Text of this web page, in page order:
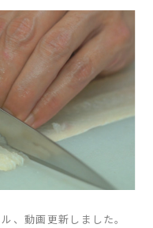
、動画更新しました。